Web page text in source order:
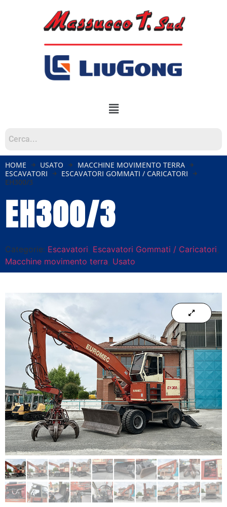
HOME USATO
MACCHINE MOVIMENTO TERRA
ESCAVATORI
ESCAVATORI GOMMATI / CARICATORI
EH300/3
EH300/3
Categorie: Escavatori, Escavatori Gommati / Caricatori,
Macchine movimento terra, Usato